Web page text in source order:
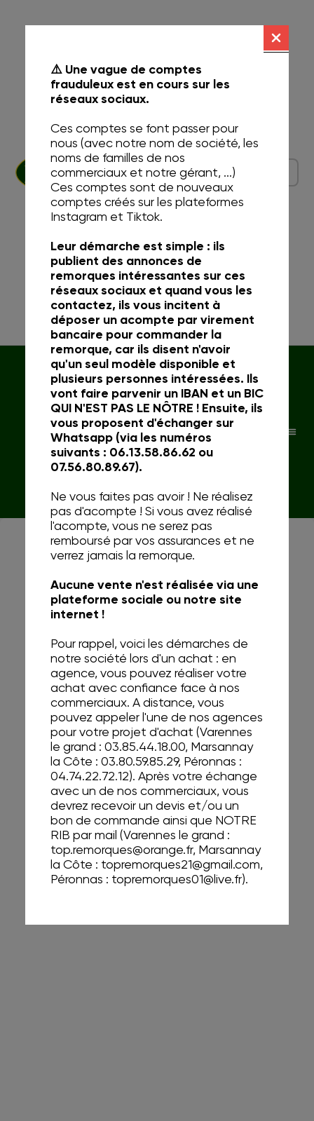
⚠️ Une vague de comptes
frauduleux est en cours sur les
réseaux sociaux.
Ces comptes se font passer pour
nous (avec notre nom de société, les
noms de familles de nos
commerciaux et notre gérant, ...)
Ces comptes sont de nouveaux
comptes créés sur les plateformes
Instagram et Tiktok.
Leur démarche est simple : ils
publient des annonces de
remorques intéressantes sur ces
réseaux sociaux et quand vous les
contactez, ils vous incitent à
déposer un acompte par virement
bancaire pour commander la
remorque, car ils disent n'avoir
qu'un seul modèle disponible et
plusieurs personnes intéressées. Ils
vont faire parvenir un IBAN et un BIC
QUI N'EST PAS LE NÔTRE ! Ensuite, ils
vous proposent d'échanger sur
Whatsapp (via les numéros
suivants : 06.13.58.86.62 ou
07.56.80.89.67).
Ne vous faites pas avoir ! Ne réalisez
pas d'acompte ! Si vous avez réalisé
l'acompte, vous ne serez pas
remboursé par vos assurances et ne
verrez jamais la remorque.
Aucune vente n'est réalisée via une
plateforme sociale ou notre site
internet !
Pour rappel, voici les démarches de
notre société lors d'un achat : en
agence, vous pouvez réaliser votre
achat avec confiance face à nos
commerciaux. A distance, vous
pouvez appeler l'une de nos agences
pour votre projet d'achat (Varennes
le grand : 03.85.44.18.00, Marsannay
la Côte : 03.80.59.85.29, Péronnas :
04.74.22.72.12). Après votre échange
avec un de nos commerciaux, vous
devrez recevoir un devis et/ou un
bon de commande ainsi que NOTRE
RIB par mail (Varennes le grand :
top.remorques@orange.fr, Marsannay
la Côte : topremorques21@gmail.com,
Péronnas : topremorques01@live.fr).